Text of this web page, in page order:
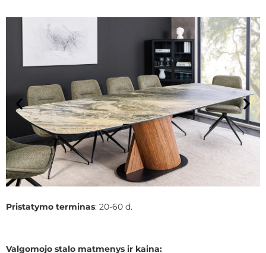
Pristatymo terminas: 20-60 d.
Valgomojo stalo matmenys ir kaina: